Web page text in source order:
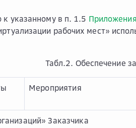
к указанному в п. 1.5
рабочих мест»
Табл.2. Обеспечение
Мероприятия
Заказчика